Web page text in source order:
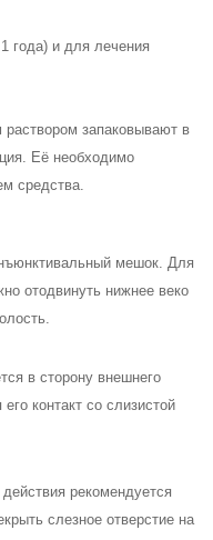
года) и для лечения
запаковывают в
. Её необходимо
средства.
мешок. Для
отодвинуть нижнее веко
в сторону внешнего
контакт со слизистой
рекомендуется
слезное отверстие на